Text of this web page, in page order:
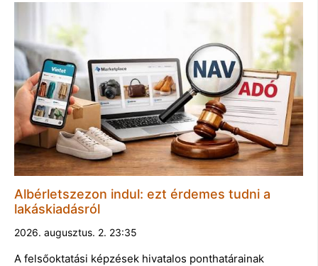
Albérletszezon indul: ezt érdemes tudni a
lakáskiadásról
2026. augusztus. 2. 23:35
A felsőoktatási képzések hivatalos ponthatárainak